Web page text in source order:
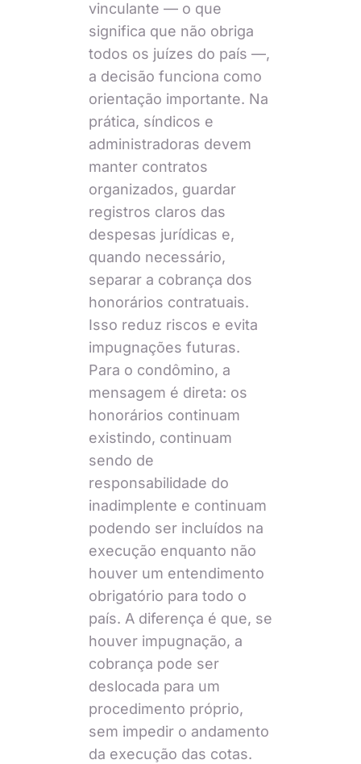
vinculante — o que
significa que não obriga
todos os juízes do país —,
a decisão funciona como
orientação importante. Na
prática, síndicos e
administradoras devem
manter contratos
organizados, guardar
registros claros das
despesas jurídicas e,
quando necessário,
separar a cobrança dos
honorários contratuais.
Isso reduz riscos e evita
impugnações futuras.
Para o condômino, a
mensagem é direta: os
honorários continuam
existindo, continuam
sendo de
responsabilidade do
inadimplente e continuam
podendo ser incluídos na
execução enquanto não
houver um entendimento
obrigatório para todo o
país. A diferença é que, se
houver impugnação, a
cobrança pode ser
deslocada para um
procedimento próprio,
sem impedir o andamento
da execução das cotas.